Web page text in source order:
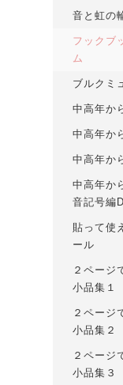
音と虹の
フックブ
ム
ブルクミ
中高年か
中高年か
中高年か
中高年か
音記号編
貼って使
ール
２ページ
小品集１
２ページ
小品集２
２ページ
小品集３